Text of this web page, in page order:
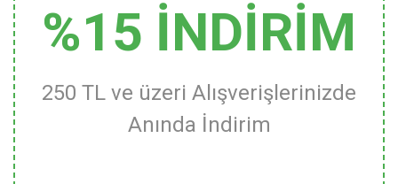
%15 İNDİRİM
250 TL ve üzeri Alışverişlerinizde
Anında İndirim